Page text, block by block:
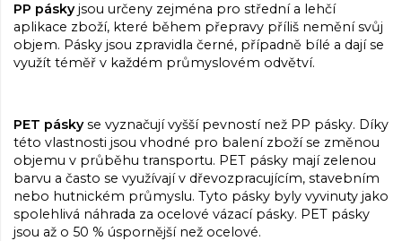
PP páskyjsou určeny zejména pro střední a lehčí
aplikace zboží, které během přepravy příliš nemění svůj
objem. Pásky jsou zpravidla černé, případně bílé a dají se
využít téměř v každém průmyslovém odvětví.
PET páskyse vyznačují vyšší pevností než PP pásky. Díky
této vlastnosti jsou vhodné pro balení zboží se změnou
objemu v průběhu transportu. PET pásky mají zelenou
barvu a často se využívají v dřevozpracujícím, stavebním
nebo hutnickém průmyslu. Tyto pásky byly vyvinuty jako
spolehlivá náhrada za ocelové vázací pásky. PET pásky
jsou až o 50 % úspornější než ocelové.